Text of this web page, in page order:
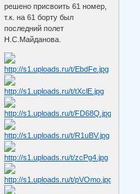
решено присвоить 61 номер,
т.к. на 61 борту был
последний полет
Н.С.Майданова.